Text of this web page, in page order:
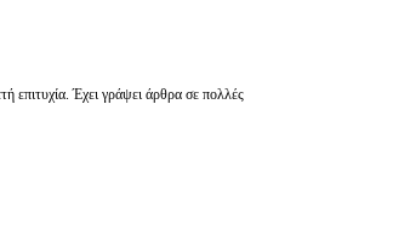
επιτυχία. Έχει γράψει άρθρα σε πολλές